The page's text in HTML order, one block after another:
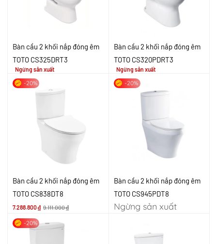
Bàn cầu 2 khối nắp đóng êm
TOTO CS325DRT3
Ngừng sản xuất
Bàn cầu 2 khối nắp đóng êm
TOTO CS320PDRT3
Ngừng sản xuất
-20%
Bàn cầu 2 khối nắp đóng êm
TOTO CS838DT8
7.288.800₫ 9.111.000₫
-20%
Bàn cầu 2 khối nắp đóng êm
TOTO CS945PDT8
Ngừng sản xuất
-20%